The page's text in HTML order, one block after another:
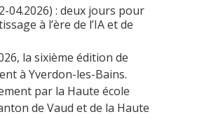
04.2026) : deux jours pour
à l’ère de l’IA et de
la sixième édition de
à Yverdon-les-Bains.
par la Haute école
de Vaud et de la Haute